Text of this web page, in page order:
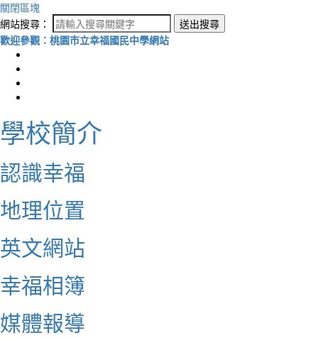
關閉區塊
網站搜尋：
送出搜尋
歡迎參觀：桃園市立幸福國民中學網站
學校簡介
認識幸福
地理位置
英文網站
幸福相簿
媒體報導